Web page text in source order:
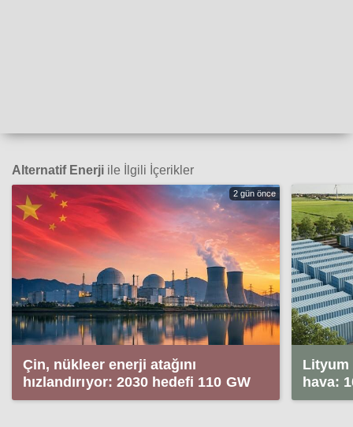
Alternatif Enerji ile İlgili İçerikler
2 gün önce
Çin, nükleer enerji atağını
hızlandırıyor: 2030 hedefi 110 GW
Lityum
hava: